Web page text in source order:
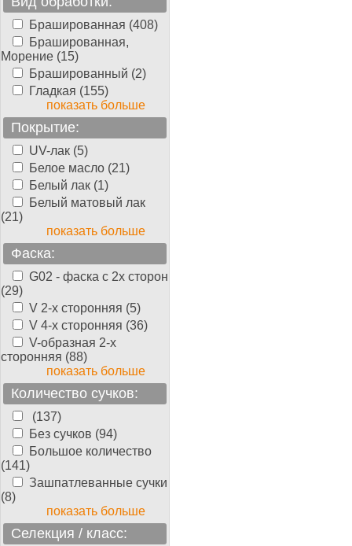
Брашированная (408)
Брашированная,
Морение (15)
Брашированный (2)
Гладкая (155)
показать больше
Покрытие:
UV-лак (5)
Белое масло (21)
Белый лак (1)
Белый матовый лак
(21)
показать больше
Фаска:
G02 - фаска с 2х сторон
(29)
V 2-х сторонняя (5)
V 4-х сторонняя (36)
V-образная 2-х
сторонняя (88)
показать больше
Количество сучков:
(137)
Без сучков (94)
Большое количество
(141)
Зашпатлеванные сучки
(8)
показать больше
Селекция / класс: